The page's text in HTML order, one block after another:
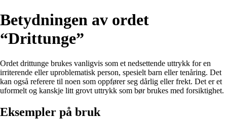
Betydningen av ordet
“Drittunge”
Ordet drittunge brukes vanligvis som et nedsettende uttrykk for en
irriterende eller uproblematisk person, spesielt barn eller tenåring. Det
kan også referere til noen som oppfører seg dårlig eller frekt. Det er et
uformelt og kanskje litt grovt uttrykk som bør brukes med forsiktighet.
Eksempler på bruk